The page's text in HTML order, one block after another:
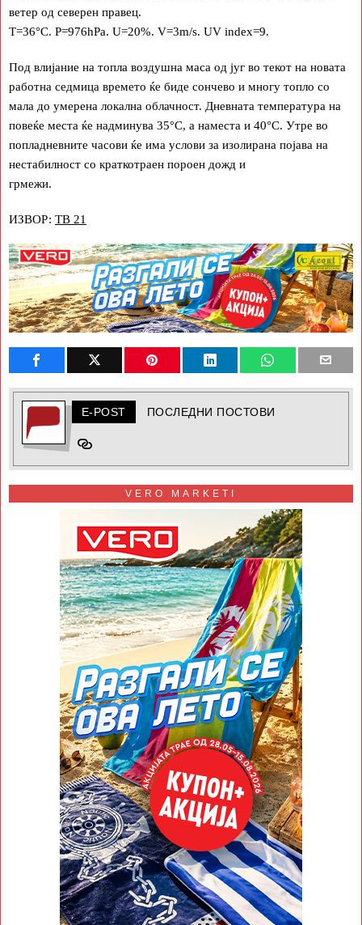
ветер од северен правец.
T=36°C. P=976hPa. U=20%. V=3m/s. UV index=9.
Под влијание на топла воздушна маса од југ во текот на новата
работна седмица времето ќе биде сончево и многу топло со
мала до умерена локална облачност. Дневната температура на
повеќе места ќе надминува 35°C, а наместа и 40°C. Утре во
попладневните часови ќе има услови за изолирана појава на
нестабилност со краткотраен пороен дожд и
грмежи.
ИЗВОР: ТВ 21
E-POST ПОСЛЕДНИ ПОСТОВИ
VERO MARKETI